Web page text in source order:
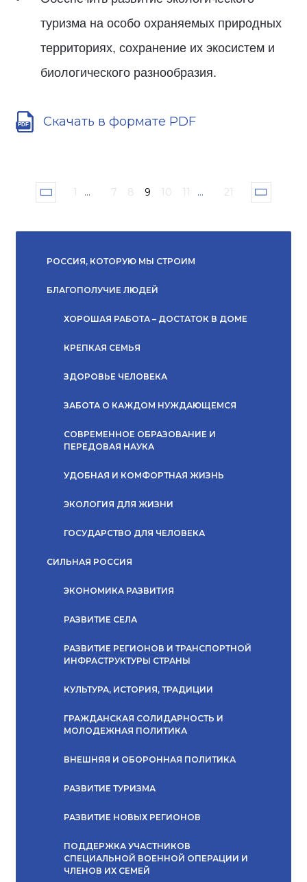
туризма на особо охраняемых природных
территориях, сохранение их экосистем и
биологического разнообразия.
Скачать в формате PDF
1 ... 7 8 9 10 11 ... 21
РОССИЯ, КОТОРУЮ МЫ СТРОИМ
БЛАГОПОЛУЧИЕ ЛЮДЕЙ
ХОРОШАЯ РАБОТА – ДОСТАТОК В ДОМЕ
КРЕПКАЯ СЕМЬЯ
ЗДОРОВЬЕ ЧЕЛОВЕКА
ЗАБОТА О КАЖДОМ НУЖДАЮЩЕМСЯ
СОВРЕМЕННОЕ ОБРАЗОВАНИЕ И
ПЕРЕДОВАЯ НАУКА
УДОБНАЯ И КОМФОРТНАЯ ЖИЗНЬ
ЭКОЛОГИЯ ДЛЯ ЖИЗНИ
ГОСУДАРСТВО ДЛЯ ЧЕЛОВЕКА
СИЛЬНАЯ РОССИЯ
ЭКОНОМИКА РАЗВИТИЯ
РАЗВИТИЕ СЕЛА
РАЗВИТИЕ РЕГИОНОВ И ТРАНСПОРТНОЙ
ИНФРАСТРУКТУРЫ СТРАНЫ
КУЛЬТУРА, ИСТОРИЯ, ТРАДИЦИИ
ГРАЖДАНСКАЯ СОЛИДАРНОСТЬ И
МОЛОДЕЖНАЯ ПОЛИТИКА
ВНЕШНЯЯ И ОБОРОННАЯ ПОЛИТИКА
РАЗВИТИЕ ТУРИЗМА
РАЗВИТИЕ НОВЫХ РЕГИОНОВ
ПОДДЕРЖКА УЧАСТНИКОВ
СПЕЦИАЛЬНОЙ ВОЕННОЙ ОПЕРАЦИИ И
ЧЛЕНОВ ИХ СЕМЕЙ